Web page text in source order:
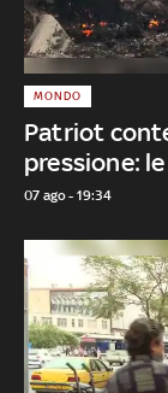
Patriot
pressione:
MONDO
07 ago - 19:34